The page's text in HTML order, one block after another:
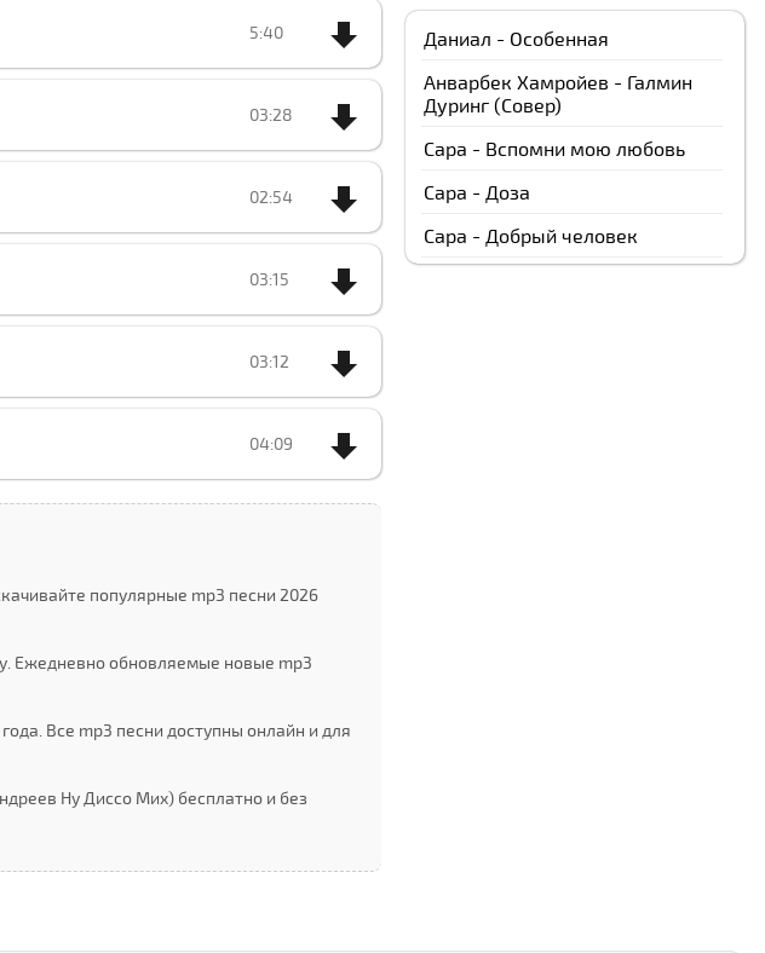
5:40
03:28
02:54
03:15
03:12
04:09
популярные mp3 песни 2026
Ежедневно обновляемые новые mp3
Все mp3 песни доступны онлайн и для
Ну Дисcо Миx) бесплатно и без
Даниал - Особенная
Анварбек Xамройев - Галмин
Дуринг (Cовер)
Сара - Вспомни мою любовь
Сара - Доза
Сара - Добрый человек